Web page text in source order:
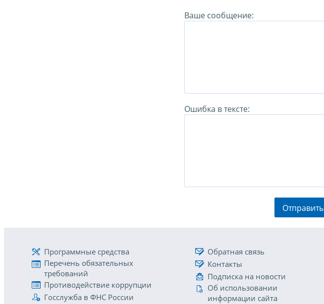
Ваше сообщение:
Ошибка в тексте:
Отправить
Программные средства
Перечень обязательных
требований
Противодействие коррупции
Госслужба в ФНС России
Обратная связь
Контакты
Подписка на новости
Об использовании
информации сайта